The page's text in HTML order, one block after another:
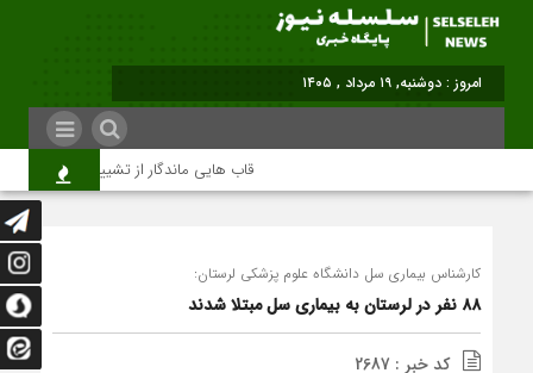
امروز : دوشنبه, ۱۹ مرداد , ۱۴۰۵
قاب هایی ماندگار از تشییع رهبر شهید در
کارشناس بیماری سل دانشگاه علوم پزشکی لرستان:
۸۸ نفر در لرستان به بیماری سل مبتلا شدند
کد خبر : 2687